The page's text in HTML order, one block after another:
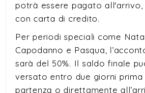
potrà essere pagato all'arrivo,
con carta di credito.
Per periodi speciali come
Capodanno e Pasqua,
sarà del 50%. Il saldo finale
versato entro due giorni prima
partenza o direttamente